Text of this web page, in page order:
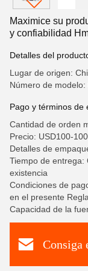
Maximice su
y confiabilidad
Detalles del
Lugar de origen:
Número de
Pago y términos de
Cantidad de orden
Precio: USD100-
Detalles de
Tiempo de entrega:
existencia
Condiciones de
en el presente
Capacidad de la
Consiga